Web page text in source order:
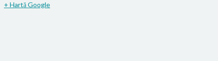
+ Hartă Google